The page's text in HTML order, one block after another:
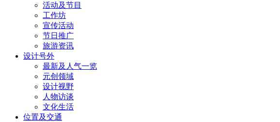
活动及节目
工作坊
宣传活动
节日推广
旅游资讯
设计号外
最新及人气一览
元创领域
设计视野
人物访谈
文化生活
位置及交通